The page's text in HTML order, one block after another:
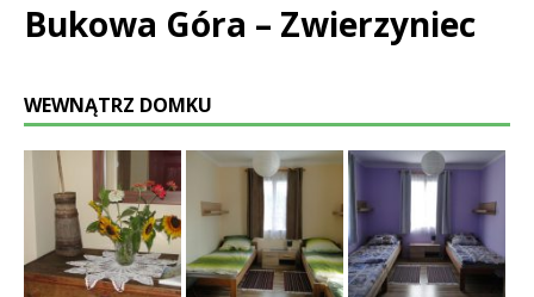
Bukowa Góra – Zwierzyniec
WEWNĄTRZ DOMKU